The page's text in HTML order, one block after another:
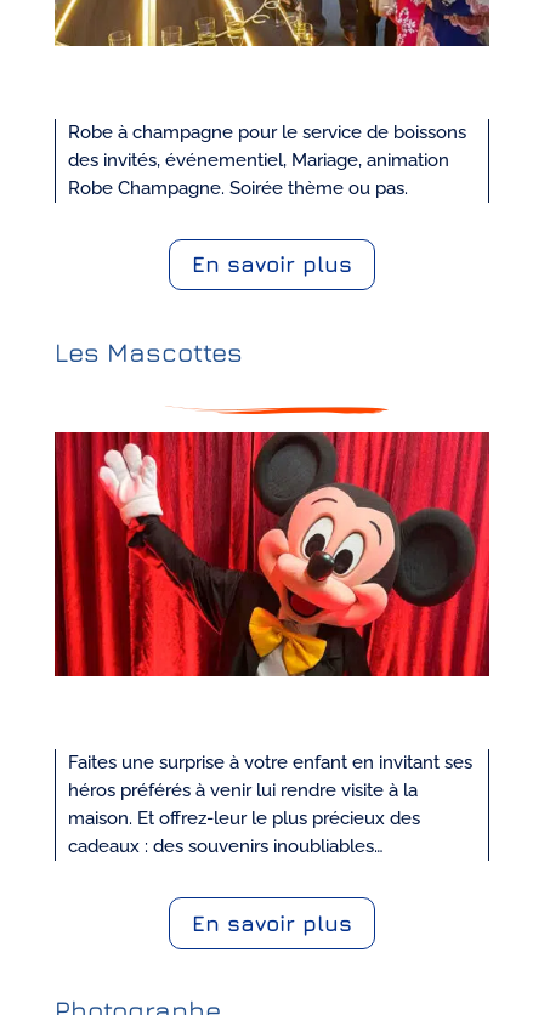
Robe à champagne pour le service de boissons
des invités, événementiel, Mariage, animation
Robe Champagne. Soirée thème ou pas.
En savoir plus
Les Mascottes
Faites une surprise à votre enfant en invitant ses
héros préférés à venir lui rendre visite à la
maison. Et offrez-leur le plus précieux des
cadeaux : des souvenirs inoubliables…
En savoir plus